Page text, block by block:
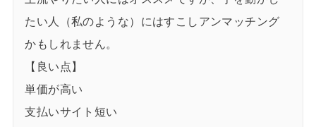
たい人（私のような）にはすこしアンマッチング
かもしれません。
【良い点】
単価が高い
支払いサイト短い